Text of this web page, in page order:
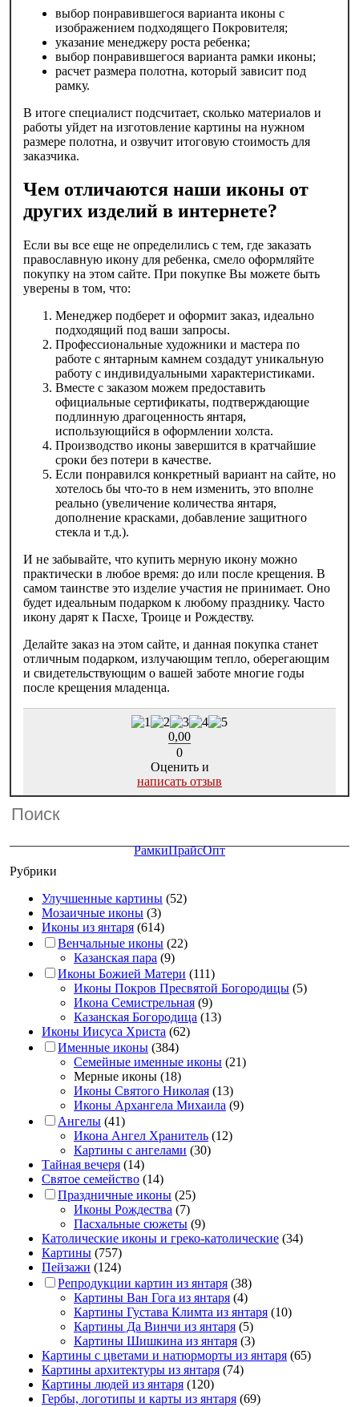
выбор понравившегося варианта иконы с
изображением подходящего Покровителя;
указание менеджеру роста ребенка;
выбор понравившегося варианта рамки иконы;
расчет размера полотна, который зависит под
рамку.
В итоге специалист подсчитает, сколько материалов и
работы уйдет на изготовление картины на нужном
размере полотна, и озвучит итоговую стоимость для
заказчика.
Чем отличаются наши иконы от
других изделий в интернете?
Если вы все еще не определились с тем, где заказать
православную икону для ребенка, смело оформляйте
покупку на этом сайте. При покупке Вы можете быть
уверены в том, что:
Менеджер подберет и оформит заказ, идеально
подходящий под ваши запросы.
Профессиональные художники и мастера по
работе с янтарным камнем создадут уникальную
работу с индивидуальными характеристиками.
Вместе с заказом можем предоставить
официальные сертификаты, подтверждающие
подлинную драгоценность янтаря,
использующийся в оформлении холста.
Производство иконы завершится в кратчайшие
сроки без потери в качестве.
Если понравился конкретный вариант на сайте, но
хотелось бы что-то в нем изменить, это вполне
реально (увеличение количества янтаря,
дополнение красками, добавление защитного
стекла и т.д.).
И не забывайте, что купить мерную икону можно
практически в любое время: до или после крещения. В
самом таинстве это изделие участия не принимает. Оно
будет идеальным подарком к любому празднику. Часто
икону дарят к Пасхе, Троице и Рождеству.
Делайте заказ на этом сайте, и данная покупка станет
отличным подарком, излучающим тепло, оберегающим
и свидетельствующим о вашей заботе многие годы
после крещения младенца.
0,00
0
Оценить и
написать отзыв
РамкиПрайсОпт
Рубрики
Улучшенные картины (52)
Мозаичные иконы (3)
Иконы из янтаря (614)
Венчальные иконы (22)
Казанская пара (9)
Иконы Божией Матери (111)
Иконы Покров Пресвятой Богородицы (5)
Икона Семистрельная (9)
Казанская Богородица (13)
Иконы Иисуса Христа (62)
Именные иконы (384)
Семейные именные иконы (21)
Мерные иконы (18)
Иконы Святого Николая (13)
Иконы Архангела Михаила (9)
Ангелы (41)
Икона Ангел Хранитель (12)
Картины с ангелами (30)
Тайная вечеря (14)
Святое семейство (14)
Праздничные иконы (25)
Иконы Рождества (7)
Пасхальные сюжеты (9)
Католические иконы и греко-католические (34)
Картины (757)
Пейзажи (124)
Репродукции картин из янтаря (38)
Картины Ван Гога из янтаря (4)
Картины Густава Климта из янтаря (10)
Картины Да Винчи из янтаря (5)
Картины Шишкина из янтаря (3)
Картины с цветами и натюрморты из янтаря (65)
Картины архитектуры из янтаря (74)
Картины людей из янтаря (120)
Гербы, логотипы и карты из янтаря (69)